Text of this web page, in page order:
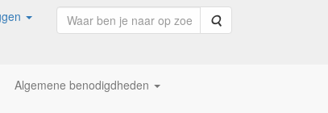
Zoeken
Algemene benodigdheden